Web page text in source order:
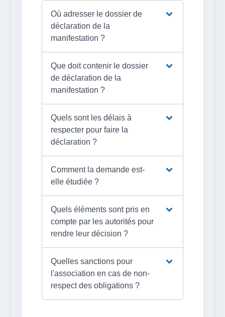
Où adresser le dossier de
déclaration de la
manifestation ?
Que doit contenir le dossier
de déclaration de la
manifestation ?
Quels sont les délais à
respecter pour faire la
déclaration ?
Comment la demande est-
elle étudiée ?
Quels éléments sont pris en
compte par les autorités pour
rendre leur décision ?
Quelles sanctions pour
l'association en cas de non-
respect des obligations ?